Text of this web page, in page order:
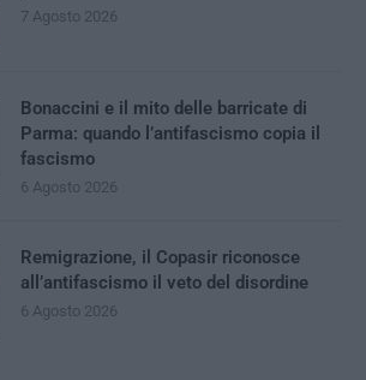
7 Agosto 2026
Bonaccini e il mito delle barricate di
Parma: quando l’antifascismo copia il
fascismo
6 Agosto 2026
Remigrazione, il Copasir riconosce
all’antifascismo il veto del disordine
6 Agosto 2026